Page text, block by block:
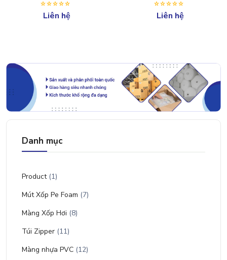
Liên hệ Liên hệ
Danh mục
Product(1)
Mút Xốp Pe Foam (7)
Màng Xốp Hơi (8)
Túi Zipper (11)
Màng nhựa PVC (12)